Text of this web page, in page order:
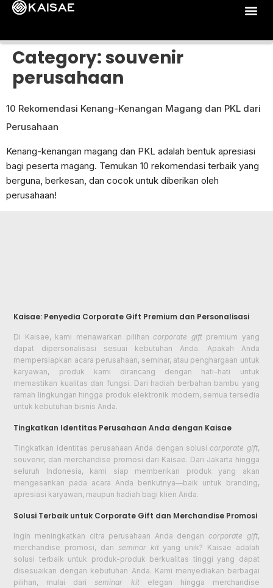
Category:souvenir
perusahaan
10 Rekomendasi Kenang-Kenangan Magang dan PKL dari
Perusahaan
Kenang-kenangan magang dan PKL adalah bentuk apresiasi
bagi peserta magang. Temukan 10 rekomendasi terbaik yang
berguna, berkesan, dan cocok untuk diberikan oleh
perusahaan!
Kaisae: Penyedia Corporate Gift Premium dan Personalisasi
Di Kaisae, kami menawarkan pilihancorporate giftpremium yang
dapat dipersonalisasi sesuai kebutuhan Anda. Apakah Anda
mempersiapkan acara perusahaan, seminar, atau penghargaan untuk
karyawan, produk kami dirancang dengan hati-hati untuk
memastikan kualitas dan fungsi. Dari hadiah berbahan bambu yang
ramah lingkungan hingga produk elektronik modern, semua tersedia
untuk kebutuhan bisnis Anda.
Tingkatkan Identitas Perusahaan Anda dengan Kaisae
Tingkatkan identitas perusahaan Anda dengan solusicorporate gift,
souvenir, dan merchandise promosi dari Kaisae. Dari Jakarta hingga
seluruh Indonesia, kami siap memberikan produk yang akan
mengesankan pada acara Anda berikutnya—baik untuk branding,
apresiasi karyawan, maupun hadiah bagi klien Anda.
Solusi Terbaik untuk Corporate Gift dan Merchandise Promosi
Ingin meningkatkan citra perusahaan Anda dengancorporate gift,
merchandise promosi, dan seminar kityang unik? Kaisae adalah
solusi terbaik untuk produk-produk berkualitas tinggi yang dapat
disesuaikan dengan kebutuhan Anda. Kami menyediakan berbagai
pilihan, mulai dariseminar kitelegan hingga merchandise